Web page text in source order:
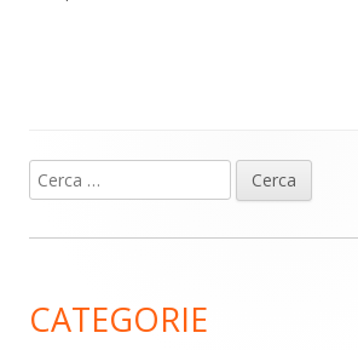
Barra
laterale
Ricerca
per:
CATEGORIE